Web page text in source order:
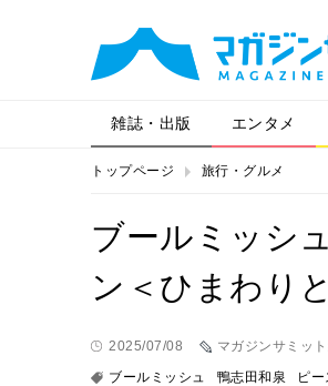
雑誌・出版 エンタメ
トップページ 旅行・グルメ
ブールミッシ
ン＜ひまわり
2025/07/08
マガジンサミッ
ブールミッシュ
鴨志田和泉 ピ